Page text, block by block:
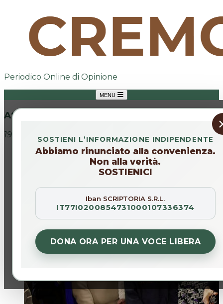
Periodico Online di Opinione
MENU
SOSTIENI L’INFORMAZIONE INDIPENDENTE
Abbiamo rinunciato alla convenienza.
Non alla verità.
SOSTIENICI
Iban SCRIPTORIA S.R.L.
IT77I0200854731000107336374
DONA ORA PER UNA VOCE LIBERA
Attualità
19 gen 2026